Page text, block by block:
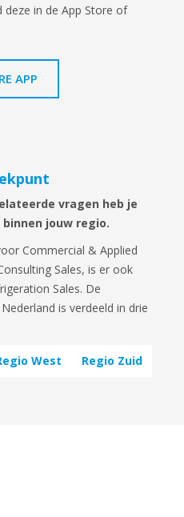
in de App Store of
APP
vragen heb je
jouw regio.
Commercial & Applied
Sales, is er ook
Sales. De
is verdeeld in drie
West Regio Zuid